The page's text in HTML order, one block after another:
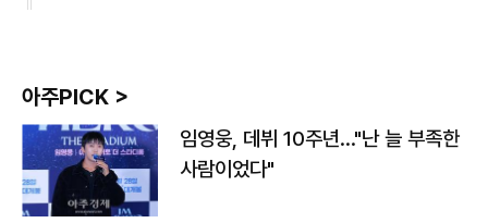
아주PICK >
임영웅, 데뷔 10주년…"난 늘 부족한
사람이었다"